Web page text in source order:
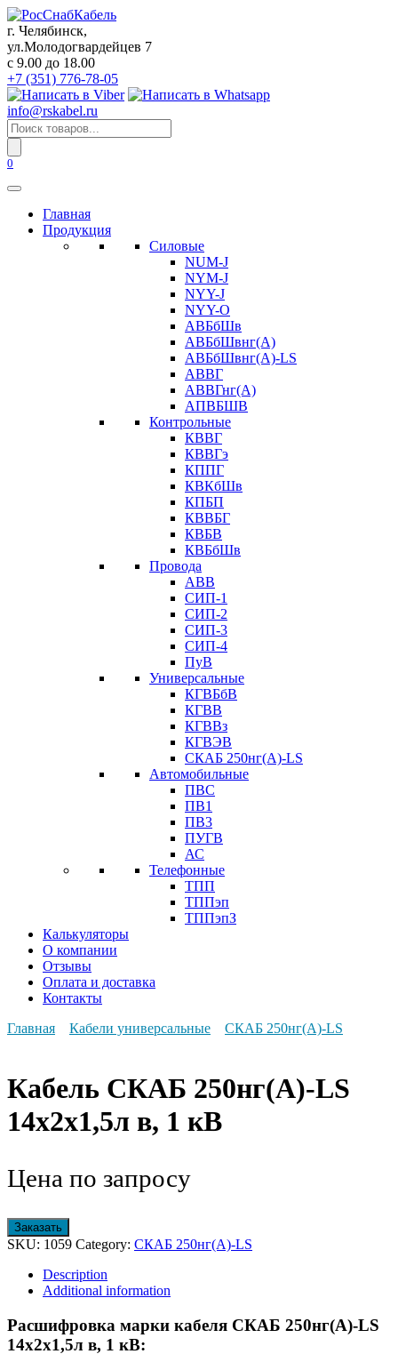
Перейти
к
содержанию
г. Челябинск,
ул.Молодогвардейцев 7
c 9.00 до 18.00
+7 (351) 776-78-05
info@rskabel.ru
Поиск
товаров
0
Главная
Продукция
Силовые
NUM-J
NYM-J
NYY-J
NYY-O
АВБбШв
АВБбШвнг(А)
АВБбШвнг(А)-LS
АВВГ
АВВГнг(А)
АПВБШВ
Контрольные
КВВГ
КВВГэ
КППГ
КВКбШв
КПБП
КВВБГ
КВБВ
КВБбШв
Провода
АВВ
СИП-1
СИП-2
СИП-3
СИП-4
ПуВ
Универсальные
КГВБбВ
КГВВ
КГВВз
КГВЭВ
СКАБ 250нг(А)-LS
Автомобильные
ПВС
ПВ1
ПВ3
ПУГВ
АС
Телефонные
ТПП
ТППэп
ТППэпЗ
Калькуляторы
О компании
Отзывы
Оплата и доставка
Контакты
Главная
Кабели универсальные СКАБ 250нг(А)-LS
Кабель СКАБ 250нг(А)-LS
14x2x1,5л в, 1 кВ
Цена по запросу
Заказать
SKU: 1059 Category: СКАБ 250нг(А)-LS
Description
Additional information
Расшифровка марки кабеля СКАБ 250нг(А)-LS
14x2x1,5л в, 1 кВ: